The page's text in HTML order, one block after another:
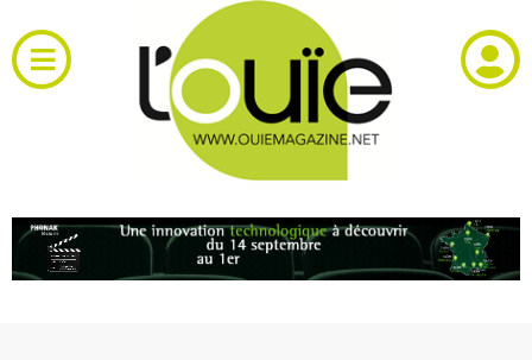
au
contenu
Toggle
Navigation
RH et emploi